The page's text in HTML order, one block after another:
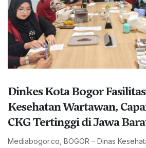
Dinkes Kota Bogor
Kesehatan Wartawan,
CKG Tertinggi di Jawa
Mediabogor.co, BOGOR – Dinas